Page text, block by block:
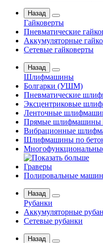
Назад
Гайковерты
Пневматические
Аккумуляторные
Сетевые гайковерты
Назад
Шлифмашины
Бoлгаpки (УШM)
Пневматические
Эксцентриковые
Ленточные
Прямые шлифмашины
Вибрационные
Шлифмашины по
Граверы
Полировальные
Назад
Рубанки
Аккумуляторные
Сетевые рубанки
Назад